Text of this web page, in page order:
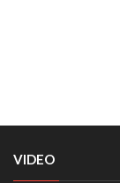
VIDEO